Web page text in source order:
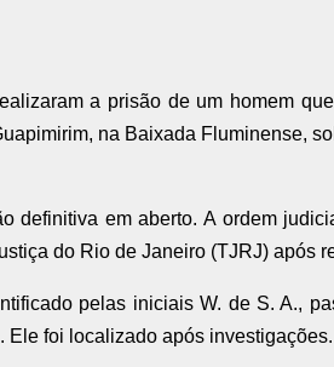
a prisão de um homem
na Baixada Fluminense,
definitiva em aberto. A ordem
do Rio de Janeiro (TJRJ) após
pelas iniciais W. de S. A.,
foi localizado após investigações.